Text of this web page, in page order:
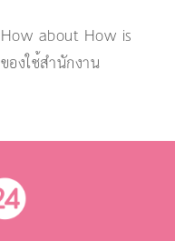
How about How is
ของใช้สำนักงาน